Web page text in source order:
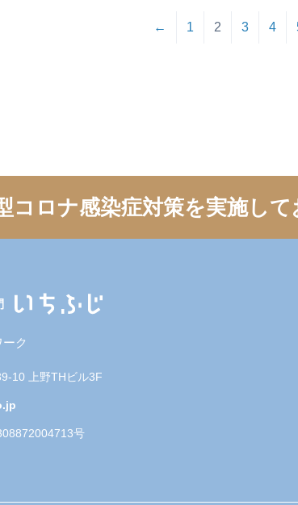
← 1 2 3 4
コロナ感染症対策を実施して
ク
10 上野THビル3F
号